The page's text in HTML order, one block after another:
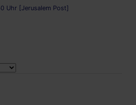
Uhr [Jerusalem Post]
arrested at Palestine
outside Bristol Prison
Uhr [Nachrichtenagentur Radio